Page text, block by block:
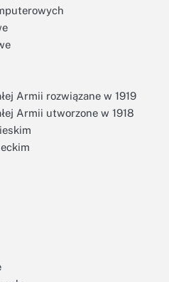
Armii rozwiązane w 1919
Armii utworzone w 1918